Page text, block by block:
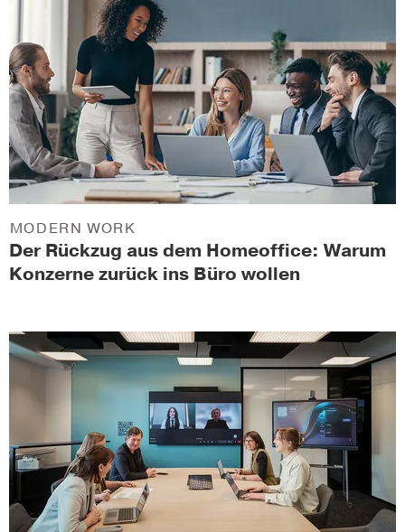
Der Rückzug aus dem Homeoffice: Warum
Konzerne zurück ins Büro wollen
MODERN WORK